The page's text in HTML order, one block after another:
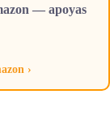
— apoyas
›